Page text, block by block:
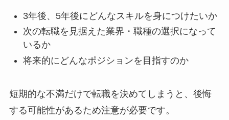
3年後、5年後にどんなスキルを身につけたいか
次の転職を見据えた業界・職種の選択になって
いるか
将来的にどんなポジションを目指すのか
短期的な不満だけで転職を決めてしまうと、後悔
する可能性があるため注意が必要です。